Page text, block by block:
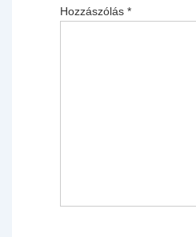
Hozzászólás *